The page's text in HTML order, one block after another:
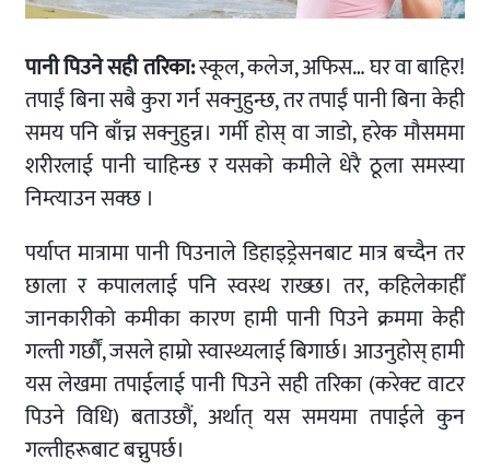
पानी पिउने सही तरिका:स्कूल, कलेज, अफिस… घर वा बाहिर!
तपाईं बिना सबै कुरा गर्न सक्नुहुन्छ, तर तपाईं पानी बिना केही
समय पनि बाँच्न सक्नुहुन्न। गर्मी होस् वा जाडो, हरेक मौसममा
शरीरलाई पानी चाहिन्छ र यसको कमीले धेरै ठूला समस्या
निम्त्याउन सक्छ ।
पर्याप्त मात्रामा पानी पिउनाले डिहाइड्रेसनबाट मात्र बच्दैन तर
छाला र कपाललाई पनि स्वस्थ राख्छ। तर, कहिलेकाहीँ
जानकारीको कमीका कारण हामी पानी पिउने क्रममा केही
गल्ती गर्छौं, जसले हाम्रो स्वास्थ्यलाई बिगार्छ। आउनुहोस् हामी
यस लेखमा तपाईलाई पानी पिउने सही तरिका (करेक्ट वाटर
पिउने विधि) बताउछौं, अर्थात् यस समयमा तपाईले कुन
गल्तीहरूबाट बच्नुपर्छ।